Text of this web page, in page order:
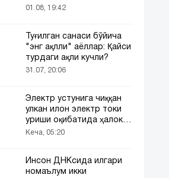
тармоқларда тарқалди
01.08, 19:42
Туғилган санаси бўйича
"энг ақлли" аёллар: Қайси
турдаги ақли кучли?
31.07, 20:06
Электр устунига чиққан
улкан илон электр токи
уриши оқибатида ҳалок
бўлди
Кеча, 05:20
Инсон ДНКсида илгари
номаълум икки